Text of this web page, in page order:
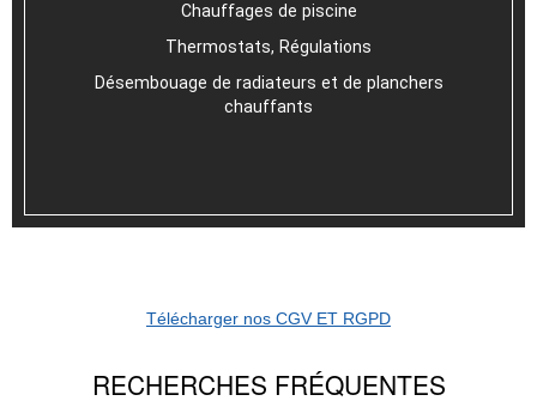
Chauffages de piscine
Thermostats, Régulations
Désembouage de radiateurs et de planchers
chauffants
Télécharger nos CGV ET RGPD
RECHERCHES FRÉQUENTES